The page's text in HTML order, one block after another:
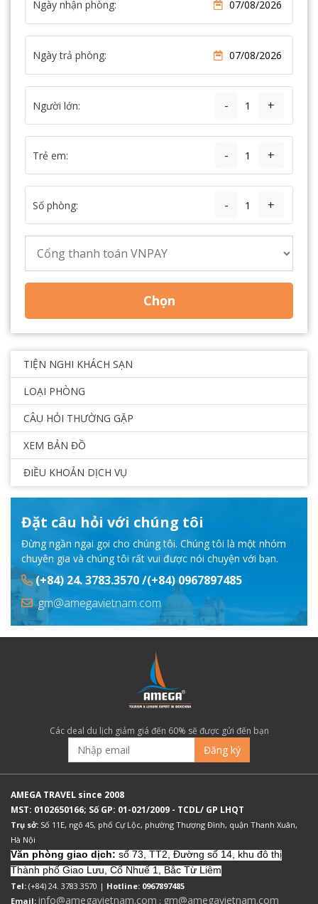
Ngày nhận phòng:
Ngày trả phòng:
Người lớn: - +
Trẻ em: - +
Số phòng: - +
Chọn
TIỆN NGHI KHÁCH SẠN
LOẠI PHÒNG
CÂU HỎI THƯỜNG GẶP
XEM BẢN ĐỒ
ĐIỀU KHOẢN DỊCH VỤ
Đặt câu hỏi với chúng tôi
Đừng ngần ngại gọi cho chúng tôi. Chúng tôi là một nhóm
chuyên gia và chúng tôi rất vui được nói chuyện với bạn.
(+84) 24. 3783.3570 /(+84) 0967897485
gm@amegavietnam.com
Các deal du lịch giảm giá đến 60% sẽ được gửi đến bạn
Đăng ký
AMEGA TRAVEL since 2008
MST: 0102650166; Số GP: 01-021/2009 - TCDL/ GP LHQT
Trụ sở: Số 11E, ngõ 45, phố Cự Lộc, phường Thượng Đình, quận Thanh Xuân,
Hà Nội
Văn phòng giao dịch: số 73, TT2, Đường số 14, khu đô thị
Thành phố Giao Lưu, Cổ Nhuế 1, Bắc Từ Liêm
Tel: (+84) 24. 3783.3570 | Hotline: 0967897485
Email: info@amegavietnam.com ; gm@amegavietnam.com